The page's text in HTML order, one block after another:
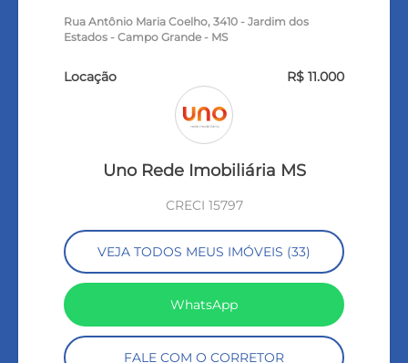
Rua Antônio Maria Coelho, 3410 - Jardim dos
Estados - Campo Grande - MS
Locação R$ 11.000
Uno Rede Imobiliária MS
CRECI 15797
VEJA TODOS MEUS IMÓVEIS (33)
WhatsApp
FALE COM O CORRETOR